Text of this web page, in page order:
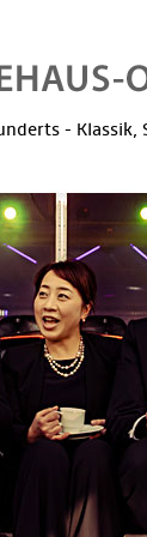
- Klassik,